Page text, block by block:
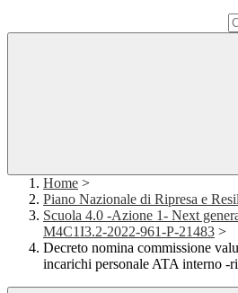
Home >
Piano Nazionale di Ripresa e
Scuola 4.0 -Azione 1- Next
M4C1I3.2-2022-961-P-21483 >
Decreto nomina commissione
incarichi personale ATA interno -